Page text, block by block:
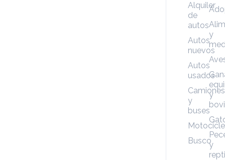
Alquiler
de
autos
Autos
nuevos
Autos
usados
Camiones
y
buses
Busco
y
y
y